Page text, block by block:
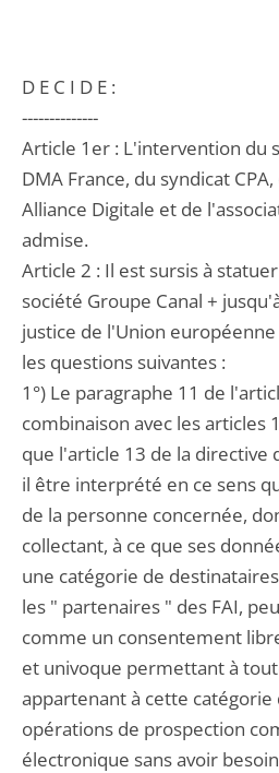
D E C I D E :
--------------
Article 1er : L'intervention du
DMA France, du syndicat
Alliance Digitale et de
admise.
Article 2 : Il est sursis à
société Groupe Canal +
justice de l'Union
les questions suivantes :
1°) Le paragraphe 11 de
combinaison avec les articles
que l'article 13 de la directive
il être interprété en ce sens
de la personne concernée,
collectant, à ce que ses
une catégorie de
les " partenaires " des FAI,
comme un consentement
et univoque permettant à
appartenant à cette catégorie
opérations de prospection
électronique sans avoir